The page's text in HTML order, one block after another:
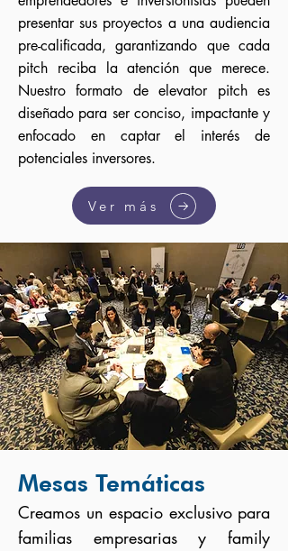
presentar sus proyectos a una audiencia
pre-calificada, garantizando que cada
pitch reciba la atención que merece.
Nuestro formato de elevator pitch es
diseñado para ser conciso, impactante y
enfocado en captar el interés de
potenciales inversores.
Ver más
Mesas Temáticas
Creamos un espacio exclusivo para
familias empresarias y family